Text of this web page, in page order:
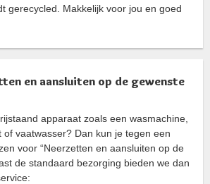
gerecycled. Makkelijk voor jou en goed
en aansluiten op de gewenste
apparaat zoals een wasmachine,
of vaatwasser? Dan kun je tegen een
voor “Neerzetten en aansluiten op de
de standaard bezorging bieden we dan